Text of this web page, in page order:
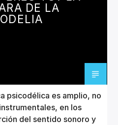
DE LA
psicodélica es amplio, no
en los
del sentido sonoro y